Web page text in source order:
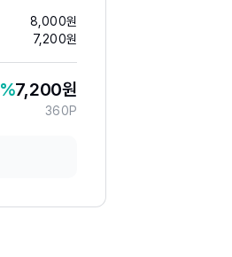
8,000원
7,200원
%7,200원
360P